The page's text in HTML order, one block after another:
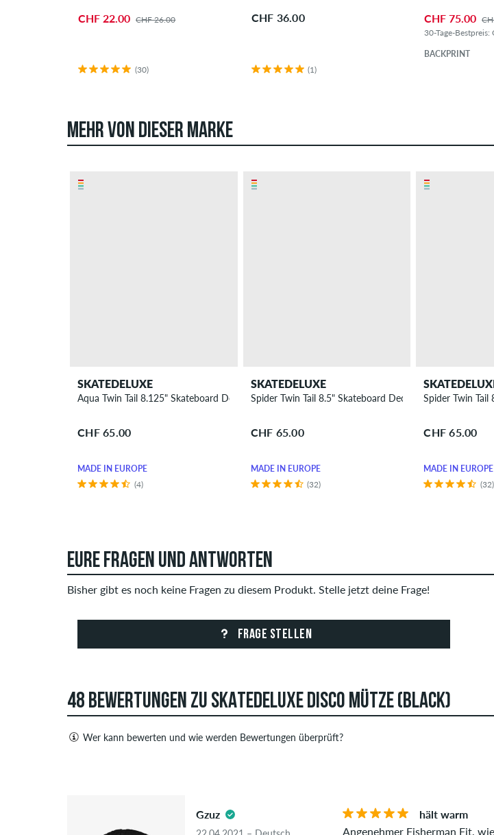
CHF 22.00 CHF 26.00
(30)
CHF 36.00
(1)
CHF 75.00
30-Tage-
BACKPRINT
MEHR VON DIESER MARKE
SKATEDELUXE
Aqua Twin Tail 8.125" Skateboard Deck
CHF 65.00
MADE IN EUROPE
(4)
SKATEDELUXE
Spider Twin Tail 8.5" Skateboard Deck
CHF 65.00
MADE IN EUROPE
(32)
Spider Twin Tail
CHF 65.00
MADE IN EUROPE
(32)
EURE FRAGEN UND ANTWORTEN
Bisher gibt es noch keine Fragen zu diesem Produkt. Stelle jetzt deine Frage!
FRAGE STELLEN
48 BEWERTUNGEN ZU SKATEDELUXE DISCO MÜTZE (BLACK)
Wer kann bewerten und wie werden Bewertungen überprüft?
sowohl positive als auch negative Bewertungen. Bewertungen mit beleidigenden oder
Gzuz
hält warm
Angenehmer Fisherman Fit,